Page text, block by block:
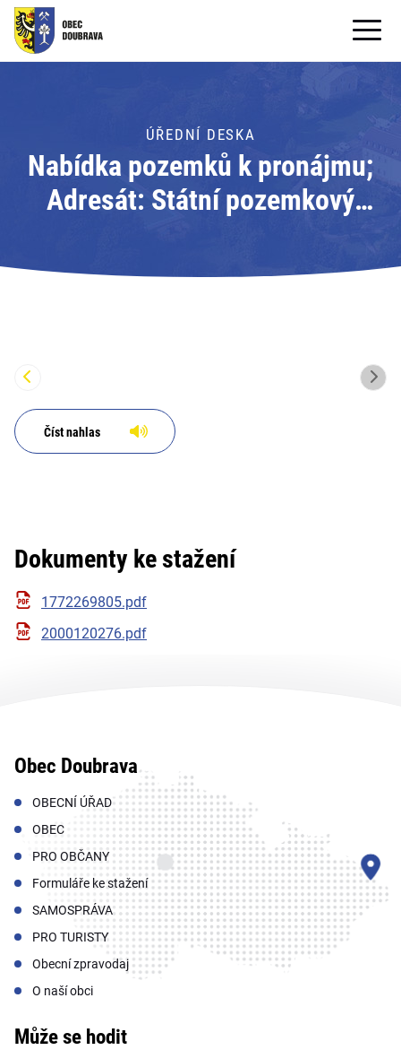
OBECNÍ ÚŘAD
PRO OBČANY
Formuláře ke stažení
PRO TURISTY
ÚŘEDNÍ DESKA
Nabídka pozemků k pronájmu;
Adresát: Státní pozemkový
Číst nahlas
Dokumenty ke stažení
1772269805.pdf
2000120276.pdf
Obec Doubrava
OBECNÍ ÚŘAD
OBEC
PRO OBČANY
Formuláře ke stažení
SAMOSPRÁVA
PRO TURISTY
Obecní zpravodaj
O naší obci
Může se hodit